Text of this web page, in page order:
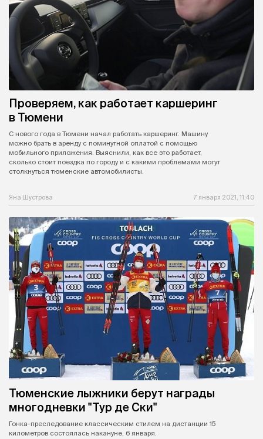
Проверяем, как работает каршеринг
в Тюмени
С нового года в Тюмени начал работать каршеринг. Машину
можно брать в аренду с поминутной оплатой с помощью
мобильного приложения. Выяснили, как все это работает,
сколько стоит поездка по городу и с какими проблемами могут
столкнуться тюменские автомобилисты.
Яна Шустрова 7 января 2021, 11:40
Тюменские лыжники берут награды
многодневки "Тур де Ски"
Гонка-преследование классическим стилем на дистанции 15
километров состоялась накануне, 6 января.